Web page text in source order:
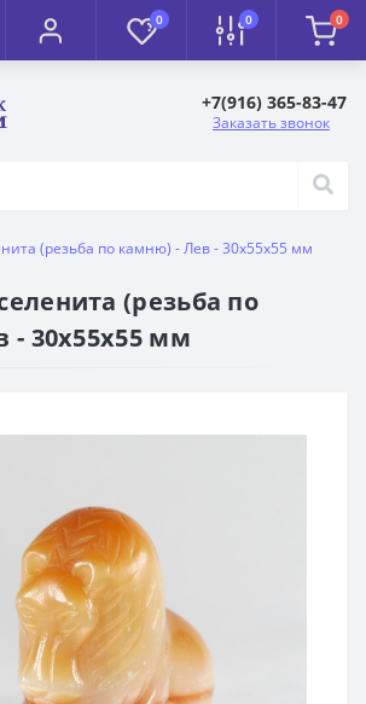
0 0 0
+7(916) 365-83-47
Заказать звонок
(резьба по камню) - Лев - 30х55х55 мм
(резьба по
- 30х55х55 мм